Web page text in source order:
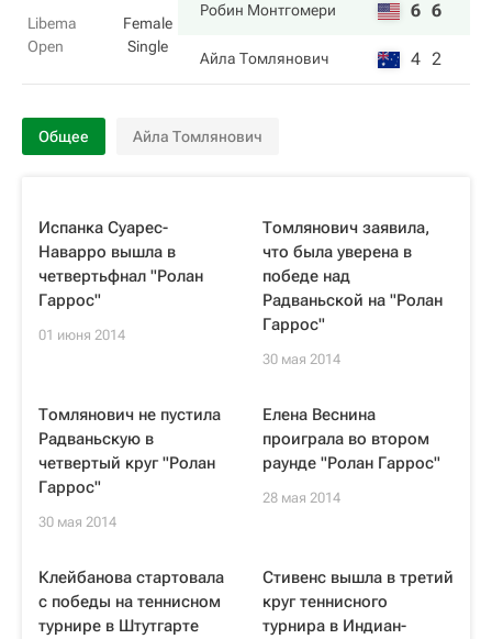
Libema
Open
Female
Single
Робин Монтгомери 6 6
Айла Томлянович 4 2
Общее Айла Томлянович
Испанка Суарес-
Наварро вышла в
четвертьфнал "Ролан
Гаррос"
01 июня 2014
Томлянович заявила,
что была уверена в
победе над
Радваньской на "Ролан
Гаррос"
30 мая 2014
Томлянович не пустила
Радваньскую в
четвертый круг "Ролан
Гаррос"
30 мая 2014
Елена Веснина
проиграла во втором
раунде "Ролан Гаррос"
28 мая 2014
Клейбанова стартовала
с победы на теннисном
турнире в Штутгарте
Стивенс вышла в третий
круг теннисного
турнира в Индиан-